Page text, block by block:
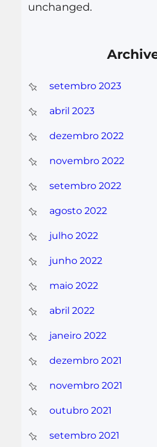
unchanged.
setembro 2023
abril 2023
dezembro 2022
novembro 2022
setembro 2022
agosto 2022
julho 2022
junho 2022
maio 2022
abril 2022
janeiro 2022
dezembro 2021
novembro 2021
outubro 2021
setembro 2021